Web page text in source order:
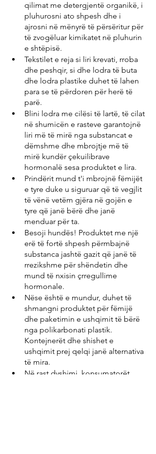
qilimat me detergjentë organikë, i
pluhurosni ato shpesh dhe i
ajrosni në mënyrë të përsëritur për
të zvogëluar kimikatet në pluhurin
e shtëpisë.
Tekstilet e reja si liri krevati, rroba
dhe peshqir, si dhe lodra të buta
dhe lodra plastike duhet të lahen
para se të përdoren për herë të
parë.
Blini lodra me cilësi të lartë, të cilat
në shumicën e rasteve garantojnë
liri më të mirë nga substancat e
dëmshme dhe mbrojtje më të
mirë kundër çekuilibrave
hormonalë sesa produktet e lira.
Prindërit mund t'i mbrojnë fëmijët
e tyre duke u siguruar që të vegjlit
të vënë vetëm gjëra në gojën e
tyre që janë bërë dhe janë
menduar për ta.
Besoji hundës! Produktet me një
erë të fortë shpesh përmbajnë
substanca jashtë gazit që janë të
rrezikshme për shëndetin dhe
mund të nxisin çrregullime
hormonale.
Nëse është e mundur, duhet të
shmangni produktet për fëmijë
dhe paketimin e ushqimit të bërë
nga polikarbonati plastik.
Kontejnerët dhe shishet e
ushqimit prej qelqi janë alternativa
të mira.
Në rast dyshimi, konsumatorët